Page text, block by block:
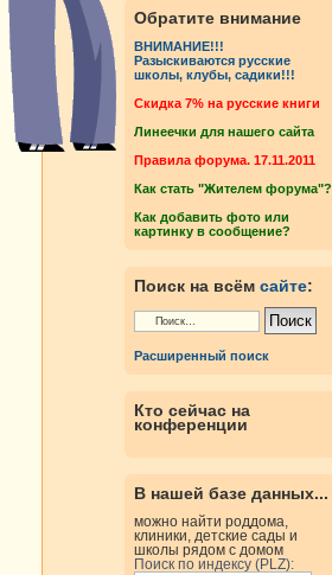
Обратите внимание
ВНИМАНИЕ!!!
Разыскиваются русские
школы, клубы, садики!!!
Cкидка 7% на русские книги
Линеечки для нашего сайта
Правила форума. 17.11.2011
Как стать "Жителем форума"?
Как добавить фото или
картинку в сообщение?
Поиск на всём сайте:
Расширенный поиск
Кто сейчас на
конференции
В нашей базе данных...
можно найти роддома,
клиники, детские сады и
школы рядом с домом
Поиск по индексу (PLZ):